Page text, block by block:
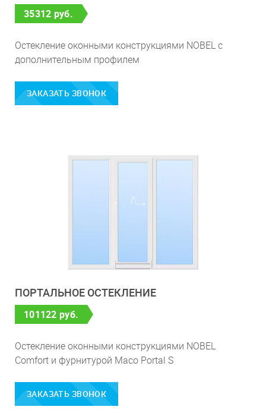
35312 руб.
Остекление оконными конструкциями NOBEL с
дополнительным профилем
ЗАКАЗАТЬ ЗВОНОК
ПОРТАЛЬНОЕ ОСТЕКЛЕНИЕ
101122 руб.
Остекление оконными конструкциями NOBEL
Comfort и фурнитурой Maco Portal S
ЗАКАЗАТЬ ЗВОНОК